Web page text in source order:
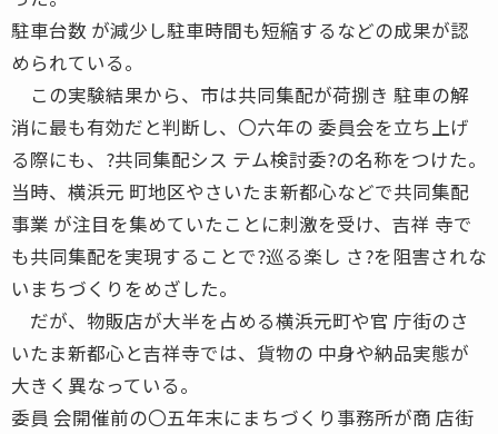
駐車台数 が減少し駐車時間も短縮するなどの成果が認
められている。
この実験結果から、市は共同集配が荷捌き 駐車の解
消に最も有効だと判断し、〇六年の 委員会を立ち上げ
る際にも、?共同集配シス テム検討委?の名称をつけた。
当時、横浜元 町地区やさいたま新都心などで共同集配
事業 が注目を集めていたことに刺激を受け、吉祥 寺で
も共同集配を実現することで?巡る楽し さ?を阻害されな
いまちづくりをめざした。
だが、物販店が大半を占める横浜元町や官 庁街のさ
いたま新都心と吉祥寺では、貨物の 中身や納品実態が
大きく異なっている。
委員 会開催前の〇五年末にまちづくり事務所が商 店街